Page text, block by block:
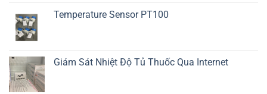
Temperature Sensor PT100
Giám Sát Nhiệt Độ Tủ Thuốc Qua Internet